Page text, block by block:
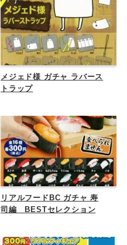
メジェド様 ガチャ ラバース
トラップ
リアルフードBC ガチャ 寿
司編 BESTセレクション